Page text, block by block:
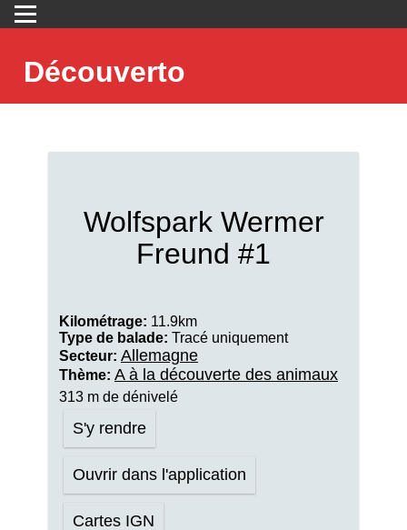
Découverto
Wolfspark Wermer
Freund #1
Kilométrage: 11.9km
Type de balade: Tracé uniquement
Secteur: Allemagne
Thème: A à la découverte des animaux
313 m de dénivelé
S'y rendre
Ouvrir dans l'application
Cartes IGN